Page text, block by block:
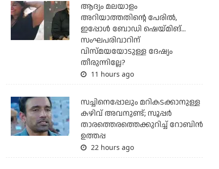
ആദ്യം മലയാളം
അറിയാത്തതിന്റെ പേരില്‍,
ഇപ്പോള്‍ ബോഡി ഷെയ്മിങ്...
സംഘപരിവാറിന്
വിസ്മയയോടുള്ള ദേഷ്യം
തീരുന്നില്ലേ?
11 hours ago
സച്ചിനെപ്പോലും മറികടക്കാനുള്ള
കഴിവ് അവനുണ്ട്; സൂപ്പര്‍
താരത്തെരത്തെക്കുറിച്ച് റോബിന്‍
ഉത്തപ്പ
22 hours ago